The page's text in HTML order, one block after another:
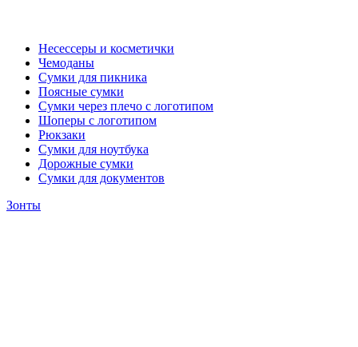
Несессеры и косметички
Чемоданы
Сумки для пикника
Поясные сумки
Сумки через плечо с логотипом
Шоперы с логотипом
Рюкзаки
Сумки для ноутбука
Дорожные сумки
Сумки для документов
Зонты